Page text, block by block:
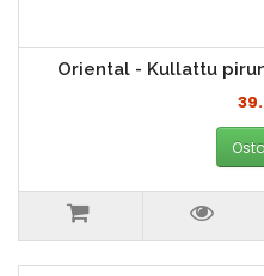
Oriental - Kullattu